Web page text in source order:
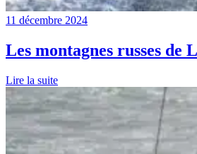
11 décembre 2024
Les montagnes russes de
Lire la suite